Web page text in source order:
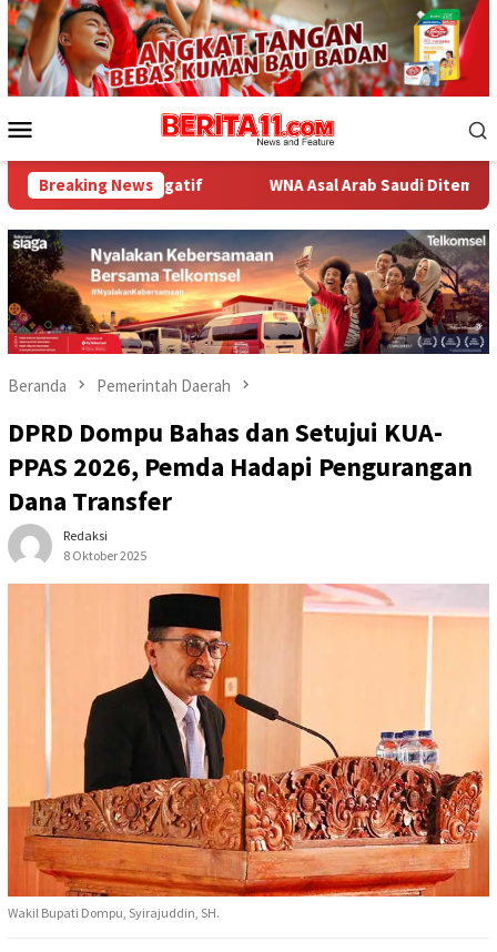
Loncat
ke
konten
Mobile
Breaking NewsWNA Asal Arab Saudi Ditemukan Meninggal di
Beranda Pemerintah Daerah
DPRD Dompu Bahas dan Setujui KUA-
PPAS 2026, Pemda Hadapi Pengurangan
Dana Transfer
Redaksi
8 Oktober 2025
Wakil Bupati Dompu, Syirajuddin, SH.